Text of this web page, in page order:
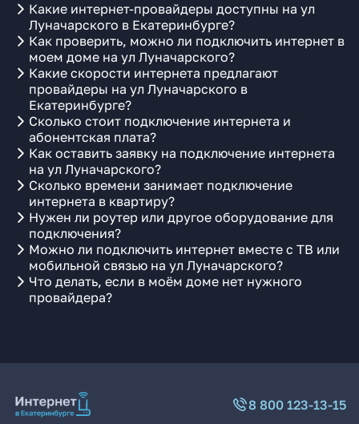
Какие интернет-провайдеры доступны на ул
Луначарского в Екатеринбурге?
Как проверить, можно ли подключить интернет в
моем доме на ул Луначарского?
Какие скорости интернета предлагают
провайдеры на ул Луначарского в
Екатеринбурге?
Сколько стоит подключение интернета и
абонентская плата?
Как оставить заявку на подключение интернета
на ул Луначарского?
Сколько времени занимает подключение
интернета в квартиру?
Нужен ли роутер или другое оборудование для
подключения?
Можно ли подключить интернет вместе с ТВ или
мобильной связью на ул Луначарского?
Что делать, если в моём доме нет нужного
провайдера?
8 800 123-13-15